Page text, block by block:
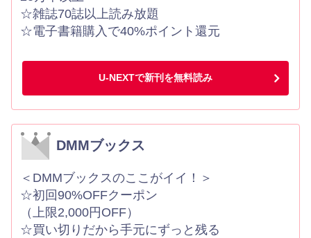
☆雑誌70誌以上読み放題
☆電子書籍購入で40%ポイント還元
U-NEXTで新刊を無料読み
DMMブックス
＜DMMブックスのここがイイ！＞
☆初回90%OFFクーポン
（上限2,000円OFF）
☆買い切りだから手元にずっと残る